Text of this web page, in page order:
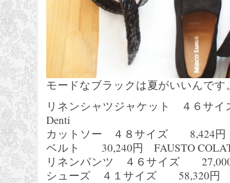
モードなブラックは夏がいいんです
リネンシャツジャケット ４６サ
Denti
カットソー ４８サイズ 8,424円
ベルト 30,240円 FAUSTO
リネンパンツ ４６サイズ
シューズ ４１サイズ 58,320円